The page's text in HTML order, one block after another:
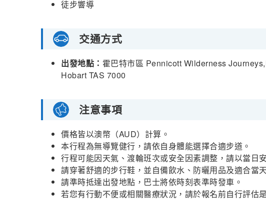
徒步響導
交通方式
出發地點： 霍巴特市區 Pennicott Wilderness
Hobart TAS 7000
注意事項
價格皆以澳幣（AUD）計算。
本行程為無導覽健行，請依自身體能選擇合適步道。
行程可能因天氣、渡輪班次或安全因素調整，請以當日
請穿著舒適的步行鞋，並自備飲水、防曬用品及適合當
請準時抵達出發地點，巴士將依時刻表準時發車。
若您有行動不便或相關醫療狀況，請於報名前自行評估